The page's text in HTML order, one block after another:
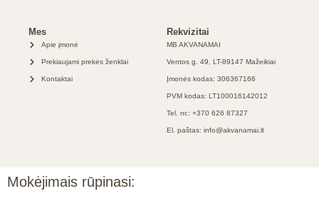
Mes
Apie įmonė
Prekiaujami prekės ženklai
Kontaktai
Rekvizitai
MB AKVANAMAI
Ventos g. 49, LT-89147 Mažeikiai
Įmonės kodas: 306367166
PVM kodas: LT100016142012
Tel. nr.: +370 626 87327
El. paštas: info@akvanamai.lt
Mokėjimais rūpinasi: